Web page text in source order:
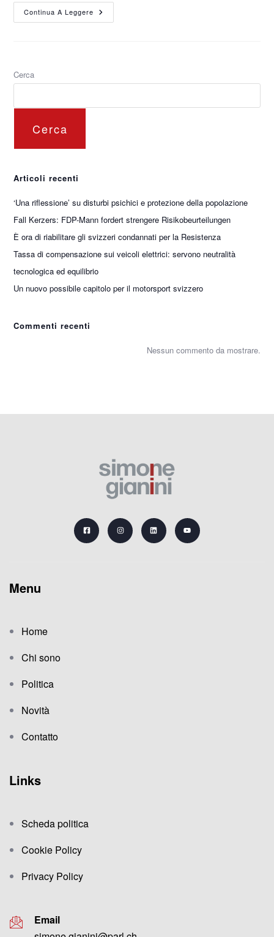
Continua A Leggere
Cerca
Cerca
Articoli recenti
‘Una riflessione’ su disturbi psichici e protezione della popolazione
Fall Kerzers: FDP-Mann fordert strengere Risikobeurteilungen
È ora di riabilitare gli svizzeri condannati per la Resistenza
Tassa di compensazione sui veicoli elettrici: servono neutralità
tecnologica ed equilibrio
Un nuovo possibile capitolo per il motorsport svizzero
Commenti recenti
Nessun commento da mostrare.
Menu
Home
Chi sono
Politica
Novità
Contatto
Links
Scheda politica
Cookie Policy
Privacy Policy
Email